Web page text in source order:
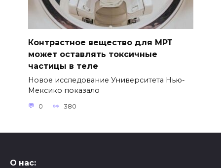
Контрастное вещество для МРТ
может оставлять токсичные
частицы в теле
Новое исследование Университета Нью-
Мексико показало
0 380
О нас: